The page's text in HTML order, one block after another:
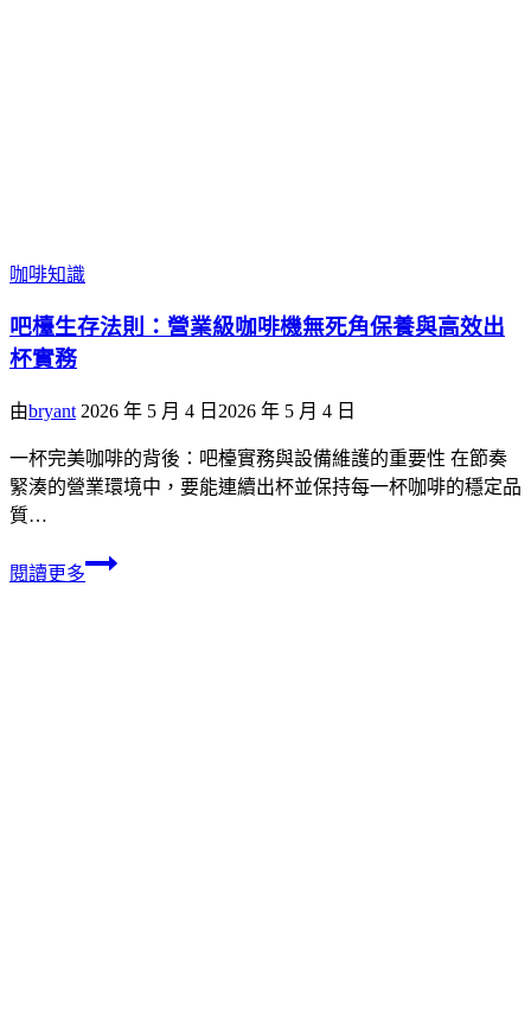
咖啡知識
吧檯生存法則：營業級咖啡機無死角保養與高效出
杯實務
由bryant 2026 年 5 月 4 日 2026 年 5 月 4 日
一杯完美咖啡的背後：吧檯實務與設備維護的重要性 在節奏
緊湊的營業環境中，要能連續出杯並保持每一杯咖啡的穩定品
質…
閱讀更多